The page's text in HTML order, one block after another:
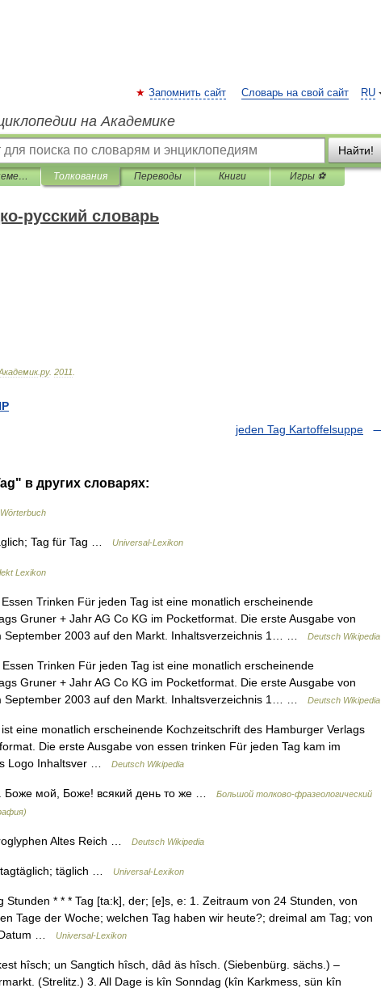
RU
Запомнить сайт Словарь на свой сайт
на Академике
Найти!
Универсальный немецко-русский словарь Толкования Переводы Книги Игры ⚽
русский словарь
.ру. 2011
jeden Tag Kartoffelsuppe
в других словарях:
Tag für Tag … Universal-Lexikon
Lexikon
Trinken Für jeden Tag ist eine monatlich erscheinende
Gruner + Jahr AG Co KG im Pocketformat. Die erste Ausgabe von
September 2003 auf den Markt. Inhaltsverzeichnis 1… …
Deutsch Wikipedia
Trinken Für jeden Tag ist eine monatlich erscheinende
Gruner + Jahr AG Co KG im Pocketformat. Die erste Ausgabe von
September 2003 auf den Markt. Inhaltsverzeichnis 1… …
Deutsch Wikipedia
eine monatlich erscheinende Kochzeitschrift des Hamburger Verlags
Die erste Ausgabe von essen trinken Für jeden Tag kam im
Logo Inhaltsver …
Deutsch Wikipedia
мой, Боже! всякий день то же …
Большой толково-фразеологический
Altes Reich … Deutsch Wikipedia
täglich … Universal-Lexikon
* * * Tag [ta:k], der; [e]s, e: 1. Zeitraum von 24 Stunden, von
Tage der Woche; welchen Tag haben wir heute?; dreimal am Tag; von
Datum …
Universal-Lexikon
hîsch; un Sangtich hîsch, dâd äs hîsch. (Siebenbürg. sächs.) –
(Strelitz.) 3. All Dage is kîn Sonndag (kîn Karkmess, sün kîn